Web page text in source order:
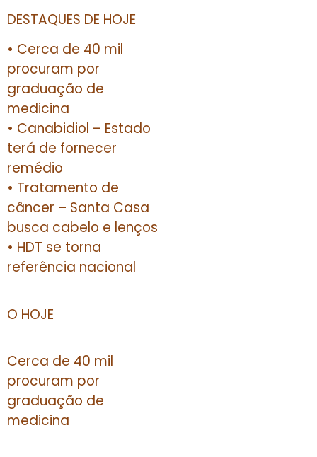
DESTAQUES DE HOJE
• Cerca de 40 mil
procuram por
graduação de
medicina
• Canabidiol – Estado
terá de fornecer
remédio
• Tratamento de
câncer – Santa Casa
busca cabelo e lenços
• HDT se torna
referência nacional
O HOJE
Cerca de 40 mil
procuram por
graduação de
medicina